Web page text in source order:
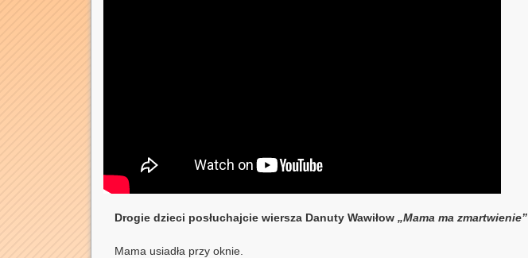
Drogie dzieci posłuchajcie wiersza Danuty Wawiłow„Mama ma zmartwienie”
Mama usiadła przy oknie.